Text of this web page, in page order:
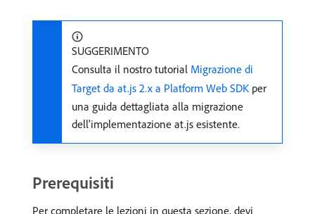
SUGGERIMENTO
Consulta il nostro tutorial Migrazione di
Target da at.js 2.x a Platform Web SDK per
una guida dettagliata alla migrazione
dell'implementazione at.js esistente.
Prerequisiti
Per completare le lezioni in questa sezione, devi